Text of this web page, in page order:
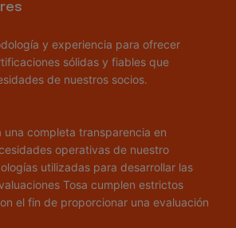
y experiencia para ofrecer
sólidas y fiables que
de nuestros socios.
una completa transparencia en
operativas de nuestro
utilizadas para desarrollar las
Tosa cumplen estrictos
el fin de proporcionar una evaluación